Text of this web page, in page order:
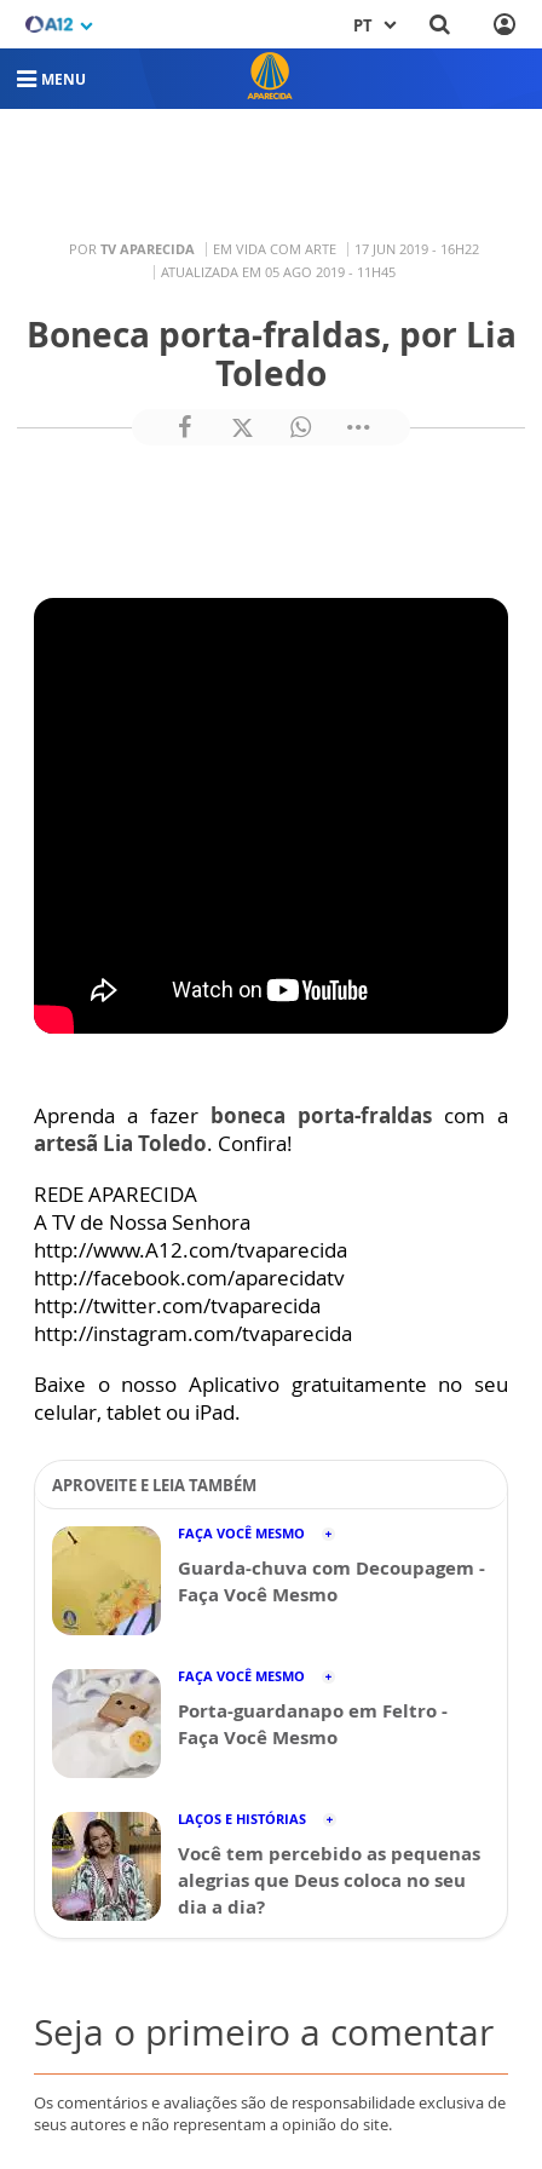
PT
MENU
POR TV APARECIDA EM VIDA COM ARTE
17 JUN 2019 - 16H22
ATUALIZADA EM 05 AGO 2019 - 11H45
Boneca porta-fraldas, por Lia
Toledo
Aprenda a fazer boneca porta-fraldas com a
artesã Lia Toledo. Confira!
REDE APARECIDA
A TV de Nossa Senhora
http://www.A12.com/tvaparecida
http://facebook.com/aparecidatv
http://twitter.com/tvaparecida
http://instagram.com/tvaparecida
Baixe o nosso Aplicativo gratuitamente no seu
celular, tablet ou iPad.
APROVEITE E LEIA TAMBÉM
FAÇA VOCÊ MESMO
Guarda-chuva com Decoupagem -
Faça Você Mesmo
FAÇA VOCÊ MESMO
Porta-guardanapo em Feltro -
Faça Você Mesmo
LAÇOS E HISTÓRIAS
Você tem percebido as pequenas
alegrias que Deus coloca no seu
dia a dia?
Seja o primeiro a comentar
Os comentários e avaliações são de responsabilidade exclusiva de
seus autores e não representam a opinião do site.